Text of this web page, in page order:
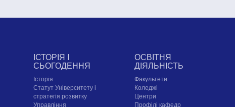
ІСТОРІЯ І
СЬОГОДЕННЯ
Історія
Статут Університету і
стратегія розвитку
Управління
ОСВІТНЯ
ДІЯЛЬНІСТЬ
Факультети
Коледжі
Центри
Профілі кафедр